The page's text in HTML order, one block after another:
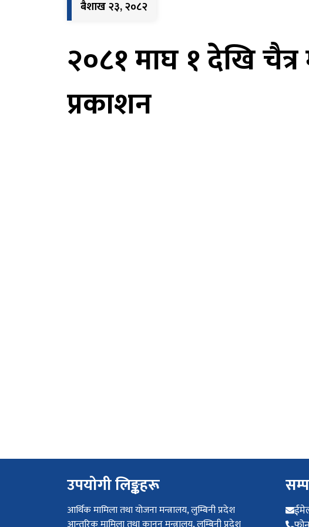
बैशाख २३, २०८२
२०८१ माघ १ देखि
प्रकाशन
उपयोगी लिङ्कहरू
आर्थिक मामिला तथा योजना मन्त्रालय, लुम्बिनी प्रदेश